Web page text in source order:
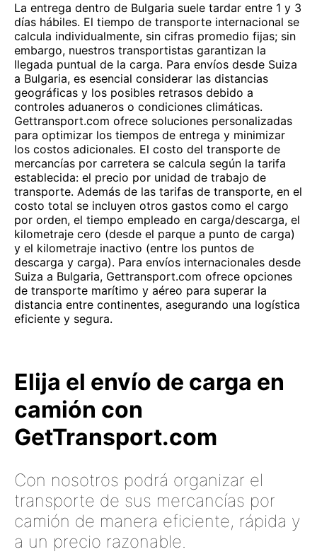
La entrega dentro de Bulgaria suele tardar entre 1 y 3
días hábiles. El tiempo de transporte internacional se
calcula individualmente, sin cifras promedio fijas; sin
embargo, nuestros transportistas garantizan la
llegada puntual de la carga. Para envíos desde Suiza
a Bulgaria, es esencial considerar las distancias
geográficas y los posibles retrasos debido a
controles aduaneros o condiciones climáticas.
Gettransport.com ofrece soluciones personalizadas
para optimizar los tiempos de entrega y minimizar
los costos adicionales. El costo del transporte de
mercancías por carretera se calcula según la tarifa
establecida: el precio por unidad de trabajo de
transporte. Además de las tarifas de transporte, en el
costo total se incluyen otros gastos como el cargo
por orden, el tiempo empleado en carga/descarga, el
kilometraje cero (desde el parque a punto de carga)
y el kilometraje inactivo (entre los puntos de
descarga y carga). Para envíos internacionales desde
Suiza a Bulgaria, Gettransport.com ofrece opciones
de transporte marítimo y aéreo para superar la
distancia entre continentes, asegurando una logística
eficiente y segura.
Elija el envío de carga en
camión con
GetTransport.com
Con nosotros podrá organizar el
transporte de sus mercancías por
camión de manera eficiente, rápida y
a un precio razonable.